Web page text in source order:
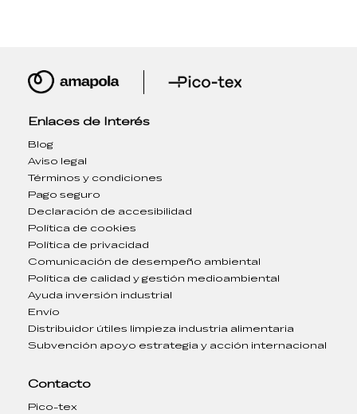
Enlaces de Interés
Blog
Aviso legal
Términos y condiciones
Pago seguro
Declaración de accesibilidad
Política de cookies
Política de privacidad
Comunicación de desempeño ambiental
Política de calidad y gestión medioambiental
Ayuda inversión industrial
Envío
Distribuidor útiles limpieza industria alimentaria
Subvención apoyo estrategia y acción internacional
Contacto
Pico-tex